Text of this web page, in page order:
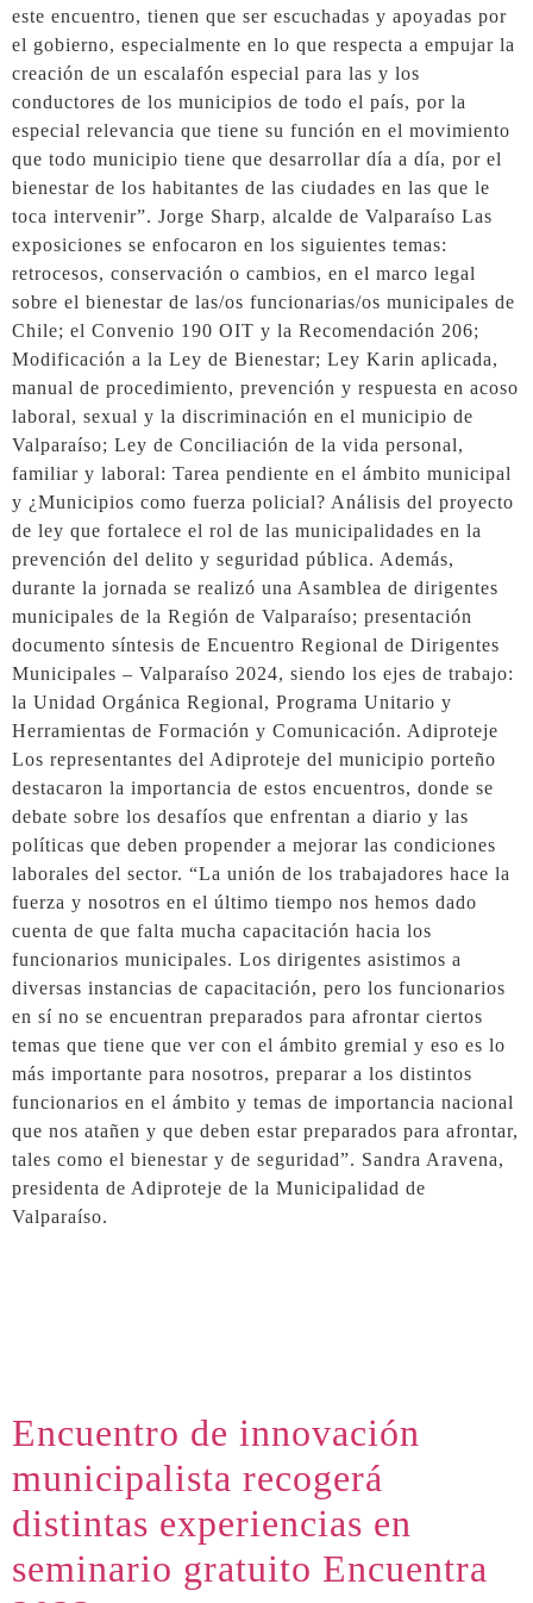
este encuentro, tienen que ser escuchadas y apoyadas por
el gobierno, especialmente en lo que respecta a empujar la
creación de un escalafón especial para las y los
conductores de los municipios de todo el país, por la
especial relevancia que tiene su función en el movimiento
que todo municipio tiene que desarrollar día a día, por el
bienestar de los habitantes de las ciudades en las que le
toca intervenir”. Jorge Sharp, alcalde de Valparaíso Las
exposiciones se enfocaron en los siguientes temas:
retrocesos, conservación o cambios, en el marco legal
sobre el bienestar de las/os funcionarias/os municipales de
Chile; el Convenio 190 OIT y la Recomendación 206;
Modificación a la Ley de Bienestar; Ley Karin aplicada,
manual de procedimiento, prevención y respuesta en acoso
laboral, sexual y la discriminación en el municipio de
Valparaíso; Ley de Conciliación de la vida personal,
familiar y laboral: Tarea pendiente en el ámbito municipal
y ¿Municipios como fuerza policial? Análisis del proyecto
de ley que fortalece el rol de las municipalidades en la
prevención del delito y seguridad pública. Además,
durante la jornada se realizó una Asamblea de dirigentes
municipales de la Región de Valparaíso; presentación
documento síntesis de Encuentro Regional de Dirigentes
Municipales – Valparaíso 2024, siendo los ejes de trabajo:
la Unidad Orgánica Regional, Programa Unitario y
Herramientas de Formación y Comunicación. Adiproteje
Los representantes del Adiproteje del municipio porteño
destacaron la importancia de estos encuentros, donde se
debate sobre los desafíos que enfrentan a diario y las
políticas que deben propender a mejorar las condiciones
laborales del sector. “La unión de los trabajadores hace la
fuerza y nosotros en el último tiempo nos hemos dado
cuenta de que falta mucha capacitación hacia los
funcionarios municipales. Los dirigentes asistimos a
diversas instancias de capacitación, pero los funcionarios
en sí no se encuentran preparados para afrontar ciertos
temas que tiene que ver con el ámbito gremial y eso es lo
más importante para nosotros, preparar a los distintos
funcionarios en el ámbito y temas de importancia nacional
que nos atañen y que deben estar preparados para afrontar,
tales como el bienestar y de seguridad”. Sandra Aravena,
presidenta de Adiproteje de la Municipalidad de
Valparaíso.
Encuentro de innovación
municipalista recogerá
distintas experiencias en
seminario gratuito Encuentra